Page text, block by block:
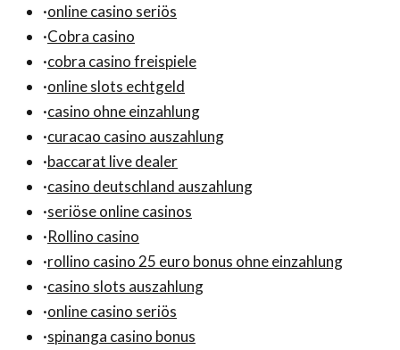
·online casino seriös
·Cobra casino
·cobra casino freispiele
·online slots echtgeld
·casino ohne einzahlung
·curacao casino auszahlung
·baccarat live dealer
·casino deutschland auszahlung
·seriöse online casinos
·Rollino casino
·rollino casino 25 euro bonus ohne einzahlung
·casino slots auszahlung
·online casino seriös
·spinanga casino bonus